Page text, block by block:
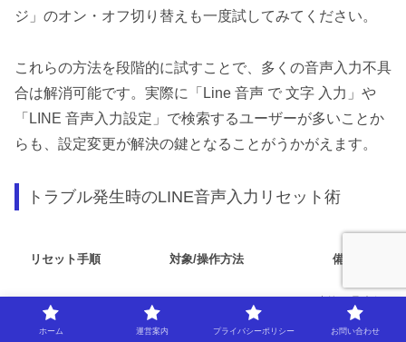
ジ」のオン・オフ切り替えも一度試してみてください。
これらの方法を段階的に試すことで、多くの音声入力不具
合は解消可能です。実際に「Line 音声 で 文字 入力」や
「LINE 音声入力設定」で検索するユーザーが多いことか
らも、設定変更が解決の鍵となることがうかがえます。
トラブル発生時のLINE音声入力リセット術
リセット手順 対象/操作方法 備考
アプリ再起動 LINEアプリを完全終了→再起動
ホーム 運営案内 プライバシーポリシー お問い合わせ